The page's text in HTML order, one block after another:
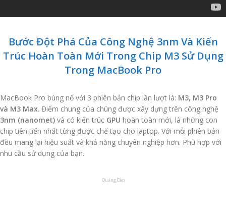
Bước Đột Phá Của Công Nghệ 3nm Và Kiến
Trúc Hoàn Toàn Mới Trong Chip M3 Sử Dụng
Trong MacBook Pro
MacBook Pro bùng nổ với 3 phiên bản chip lần lượt là: M3, M3 Pro
và M3 Max. Điểm chung của chúng được xây dựng trên công nghệ
3nm (nanomet) và có kiến ​​trúc GPU hoàn toàn mới, là những con
chip tiên tiến nhất từng được chế tạo cho laptop. Với mỗi phiên bản
đều mang lại hiệu suất và khả năng chuyên nghiệp hơn. Phù hợp với
nhu cầu sử dụng của bạn.